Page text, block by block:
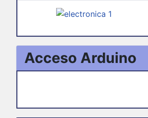
Acceso Arduino